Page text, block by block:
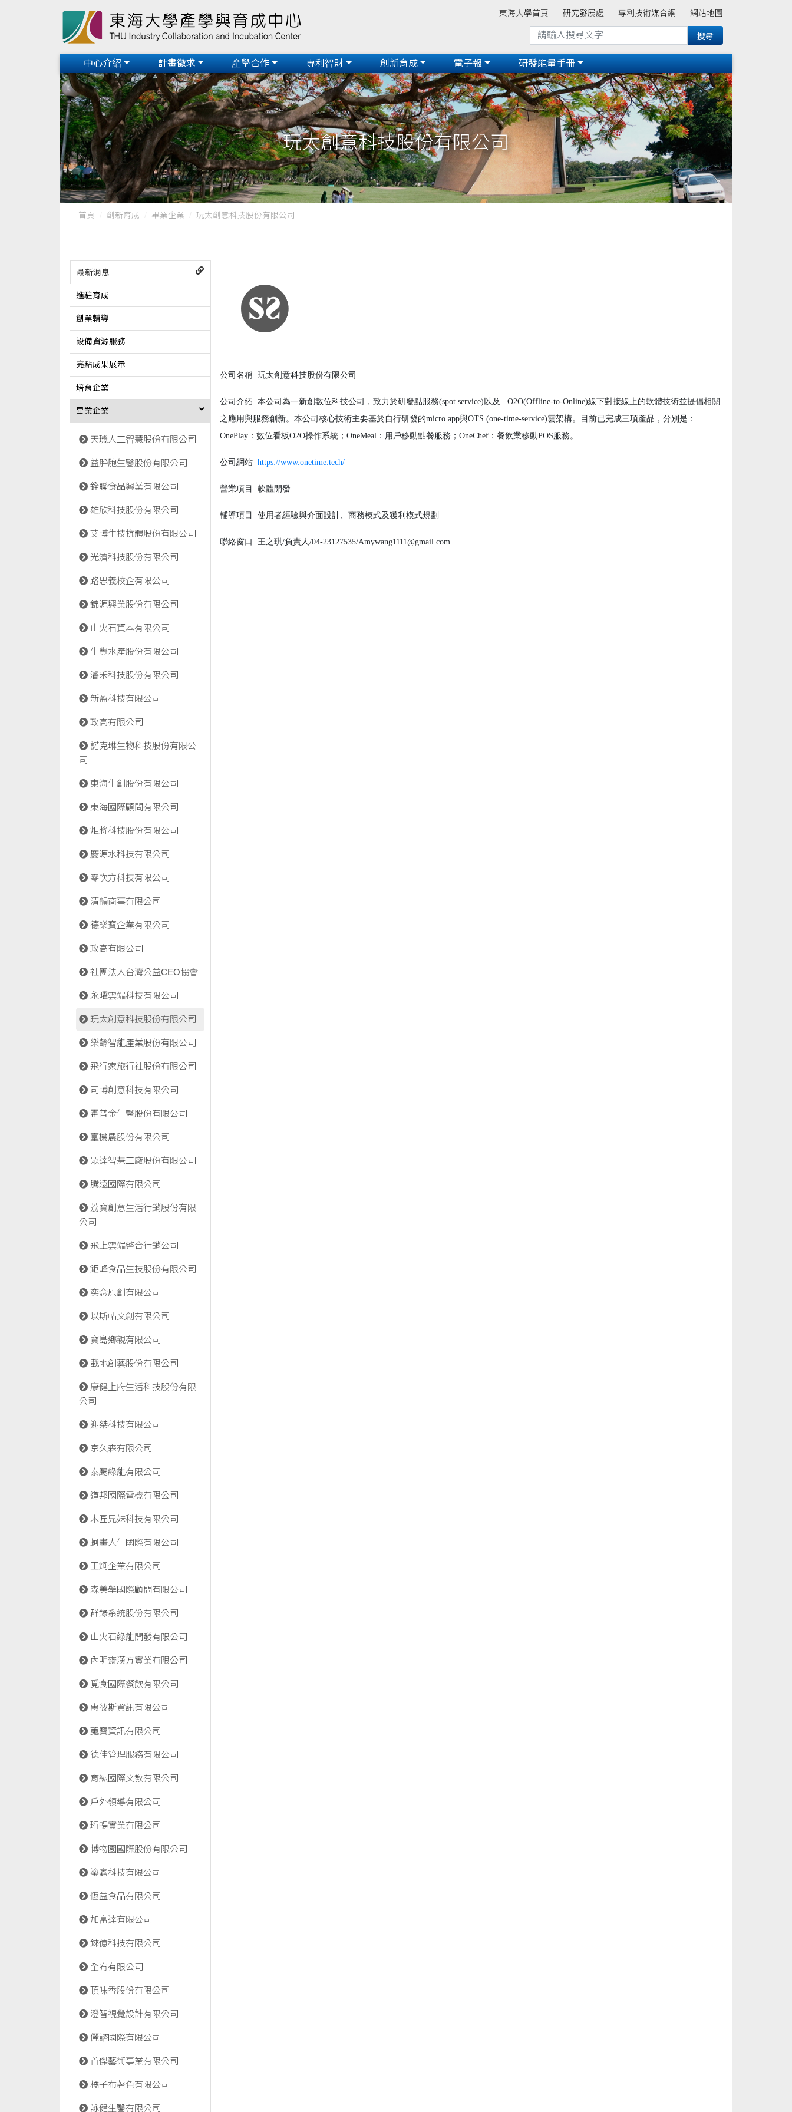
東海大學首頁 研究發展處 專利技術媒合網 網站地圖
中心介紹 計畫徵求 產學合作 專利智財 創新育成 電子報 研發能量手冊
玩太創意科技股份有限公司
首頁 創新育成 畢業企業 玩太創意科技股份有限公司
最新消息
進駐育成
創業輔導
設備資源服務
亮點成果展示
培育企業
畢業企業
天璣人工智慧股份有限公司
益肸胞生醫股份有限公司
銓聯食品興業有限公司
雄欣科技股份有限公司
艾博生技抗體股份有限公司
光濟科技股份有限公司
路思義校企有限公司
錦源興業股份有限公司
山火石資本有限公司
生豐水產股份有限公司
濬禾科技股份有限公司
新盈科技有限公司
政高有限公司
諾克琳生物科技股份有限公
司
東海生創股份有限公司
東海國際顧問有限公司
炬將科技股份有限公司
慶源水科技有限公司
零次方科技有限公司
清韻商事有限公司
德樂寶企業有限公司
政高有限公司
社團法人台灣公益CEO協會
永曜雲端科技有限公司
玩太創意科技股份有限公司
樂齡智能產業股份有限公司
飛行家旅行社股份有限公司
司博創意科技有限公司
霍普金生醫股份有限公司
臺機農股份有限公司
眾達智慧工廠股份有限公司
騰遠國際有限公司
荔寶創意生活行銷股份有限
公司
飛上雲端整合行銷公司
鉅峰食品生技股份有限公司
奕念原創有限公司
以斯帖文創有限公司
寶島鄉親有限公司
載地創藝股份有限公司
康健上府生活科技股份有限
公司
迎桀科技有限公司
京久森有限公司
泰颺綠能有限公司
道邦國際電機有限公司
木匠兄妹科技有限公司
蚵畫人生國際有限公司
王炯企業有限公司
森美學國際顧問有限公司
群錄系統股份有限公司
山火石綠能開發有限公司
內明齋漢方實業有限公司
覓食國際餐飲有限公司
惠彼斯資訊有限公司
蒐寶資訊有限公司
德佳管理服務有限公司
育紘國際文教有限公司
戶外領導有限公司
珩暢實業有限公司
博物園國際股份有限公司
鎏鑫科技有限公司
恆益食品有限公司
加富達有限公司
錸億科技有限公司
全宥有限公司
頂味香股份有限公司
澄智視覺設計有限公司
儷諮國際有限公司
首傑藝術事業有限公司
橘子布著色有限公司
詠健生醫有限公司
公司名稱 玩太創意科技股份有限公司
公司介紹 本公司為一新創數位科技公司，致力於研發點服務(spot service)以及 O2O(Offline-to-Online)線下對接線上的軟體技術並提倡相關
之應用與服務創新。本公司核心技術主要基於自行研發的micro app與OTS (one-time-service)雲架構。目前已完成三項產品，分別是：
OnePlay：數位看板O2O操作系統；OneMeal：用戶移動點餐服務；OneChef：餐飲業移動POS服務。
公司網站 https://www.onetime.tech/
營業項目 軟體開發
輔導項目 使用者經驗與介面設計、商務模式及獲利模式規劃
聯絡窗口 王之琪/負責人/04-23127535/Amywang1111@gmail.com